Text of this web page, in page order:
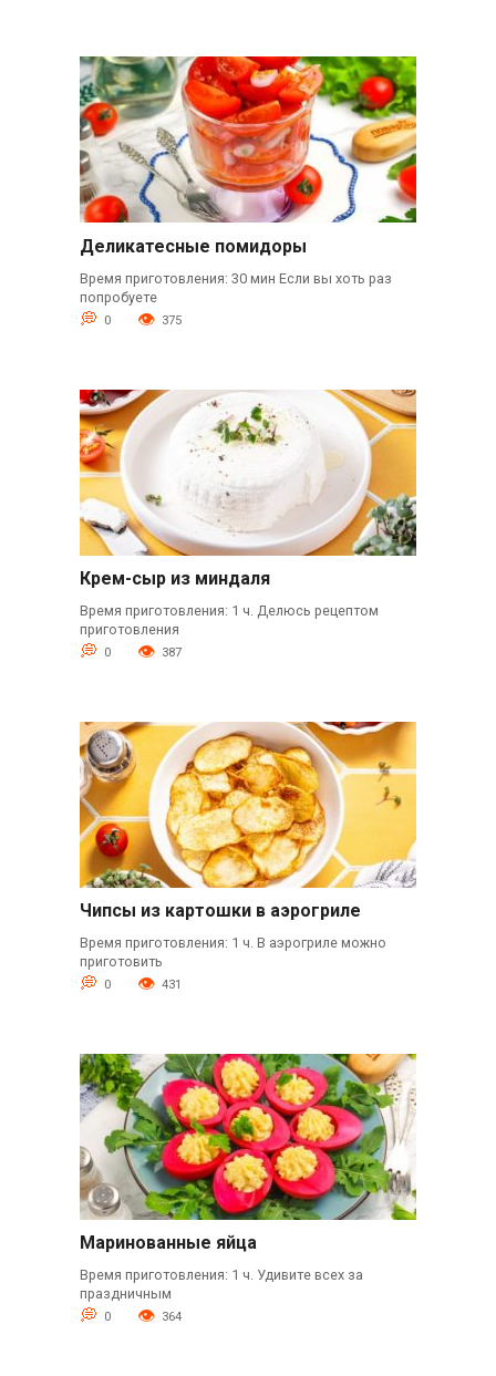
Деликатесные помидоры
Время приготовления: 30 мин Если вы хоть раз
попробуете
0 375
Крем-сыр из миндаля
Время приготовления: 1 ч. Делюсь рецептом
приготовления
0 387
Чипсы из картошки в аэрогриле
Время приготовления: 1 ч. В аэрогриле можно
приготовить
0 431
Маринованные яйца
Время приготовления: 1 ч. Удивите всех за
праздничным
0 364